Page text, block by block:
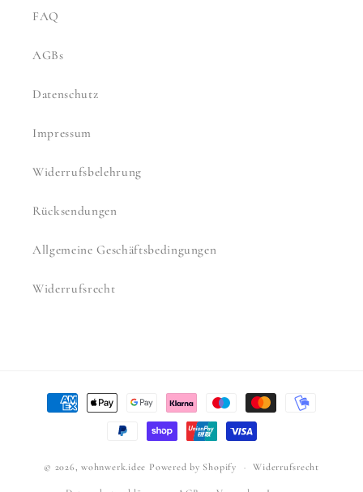
FAQ
AGBs
Datenschutz
Impressum
Widerrufsbelehrung
Rücksendungen
Allgemeine Geschäftsbedingungen
Widerrufsrecht
Zahlungsmethoden
© 2026,wohnwerk.idee Powered by Shopify Widerrufsrecht